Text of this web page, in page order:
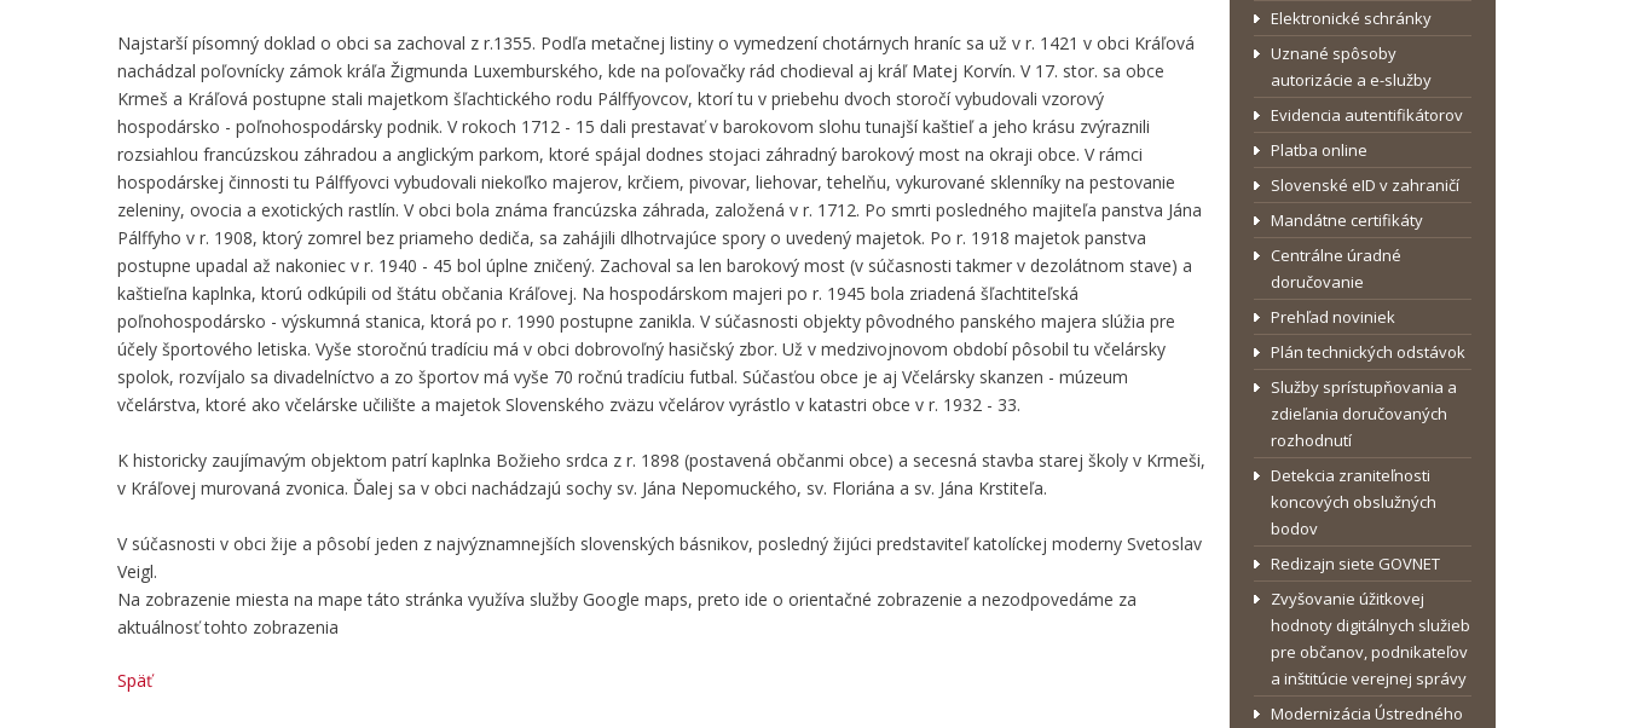
Najstarší písomný doklad o obci sa zachoval z r.1355. Podľa metačnej listiny o vymedzení chotárnych hraníc sa už v r. 1421 v obci Kráľová
nachádzal poľovnícky zámok kráľa Žigmunda Luxemburského, kde na poľovačky rád chodieval aj kráľ Matej Korvín. V 17. stor. sa obce
Krmeš a Kráľová postupne stali majetkom šľachtického rodu Pálffyovcov, ktorí tu v priebehu dvoch storočí vybudovali vzorový
hospodársko - poľnohospodársky podnik. V rokoch 1712 - 15 dali prestavať v barokovom slohu tunajší kaštieľ a jeho krásu zvýraznili
rozsiahlou francúzskou záhradou a anglickým parkom, ktoré spájal dodnes stojaci záhradný barokový most na okraji obce. V rámci
hospodárskej činnosti tu Pálffyovci vybudovali niekoľko majerov, krčiem, pivovar, liehovar, tehelňu, vykurované sklenníky na pestovanie
zeleniny, ovocia a exotických rastlín. V obci bola známa francúzska záhrada, založená v r. 1712. Po smrti posledného majiteľa panstva Jána
Pálffyho v r. 1908, ktorý zomrel bez priameho dediča, sa zahájili dlhotrvajúce spory o uvedený majetok. Po r. 1918 majetok panstva
postupne upadal až nakoniec v r. 1940 - 45 bol úplne zničený. Zachoval sa len barokový most (v súčasnosti takmer v dezolátnom stave) a
kaštieľna kaplnka, ktorú odkúpili od štátu občania Kráľovej. Na hospodárskom majeri po r. 1945 bola zriadená šľachtiteľská
poľnohospodársko - výskumná stanica, ktorá po r. 1990 postupne zanikla. V súčasnosti objekty pôvodného panského majera slúžia pre
účely športového letiska. Vyše storočnú tradíciu má v obci dobrovoľný hasičský zbor. Už v medzivojnovom období pôsobil tu včelársky
spolok, rozvíjalo sa divadelníctvo a zo športov má vyše 70 ročnú tradíciu futbal. Súčasťou obce je aj Včelársky skanzen - múzeum
včelárstva, ktoré ako včelárske učilište a majetok Slovenského zväzu včelárov vyrástlo v katastri obce v r. 1932 - 33.
K historicky zaujímavým objektom patrí kaplnka Božieho srdca z r. 1898 (postavená občanmi obce) a secesná stavba starej školy v Krmeši,
v Kráľovej murovaná zvonica. Ďalej sa v obci nachádzajú sochy sv. Jána Nepomuckého, sv. Floriána a sv. Jána Krstiteľa.
V súčasnosti v obci žije a pôsobí jeden z najvýznamnejších slovenských básnikov, posledný žijúci predstaviteľ katolíckej moderny Svetoslav
Veigl.
Na zobrazenie miesta na mape táto stránka využíva služby Google maps, preto ide o orientačné zobrazenie a nezodpovedáme za
aktuálnosť tohto zobrazenia
Späť
Elektronické schránky
Uznané spôsoby
autorizácie a e-služby
Evidencia autentifikátorov
Platba online
Slovenské eID v zahraničí
Mandátne certifikáty
Centrálne úradné
doručovanie
Prehľad noviniek
Plán technických odstávok
Služby sprístupňovania a
zdieľania doručovaných
rozhodnutí
Detekcia zraniteľnosti
koncových obslužných
bodov
Redizajn siete GOVNET
Zvyšovanie úžitkovej
hodnoty digitálnych služieb
pre občanov, podnikateľov
a inštitúcie verejnej správy
Modernizácia Ústredného